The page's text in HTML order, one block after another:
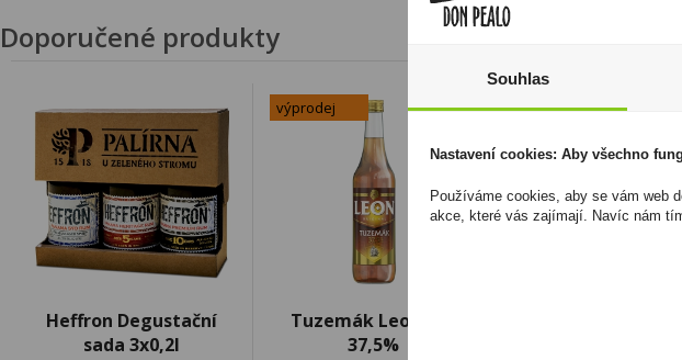
Doporučené produkty
Heffron Degustační
sada 3x0,2l
výprodej
Tuzemák Leon 0,5l
37,5%
Souhlas
Nastavení cookies: Aby všechno
Používáme cookies, aby se vám web
akce, které vás zajímají. Navíc nám